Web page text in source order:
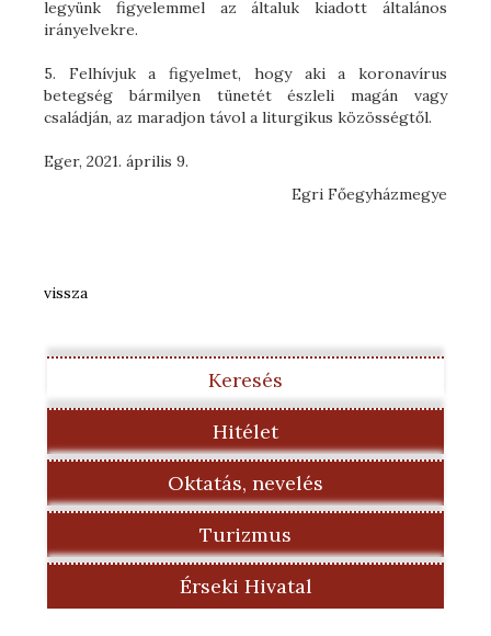
legyünk figyelemmel az általuk kiadott általános
irányelvekre.
5. Felhívjuk a figyelmet, hogy aki a koronavírus
betegség bármilyen tünetét észleli magán vagy
családján, az maradjon távol a liturgikus közösségtől.
Eger, 2021. április 9.
Egri Főegyházmegye
vissza
Keresés
Hitélet
Oktatás, nevelés
Turizmus
Érseki Hivatal